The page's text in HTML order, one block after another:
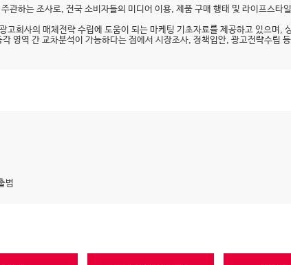
관하는 조사로, 전국 소비자들의 미디어 이용, 제품 구매 행태 및 라이프스타
회사의 매체전략 수립에 도움이 되는 마케팅 기초자료를 제공하고 있으며,
영역 간 교차분석이 가능하다는 점에서 시장조사, 정책입안, 광고전략수립
법